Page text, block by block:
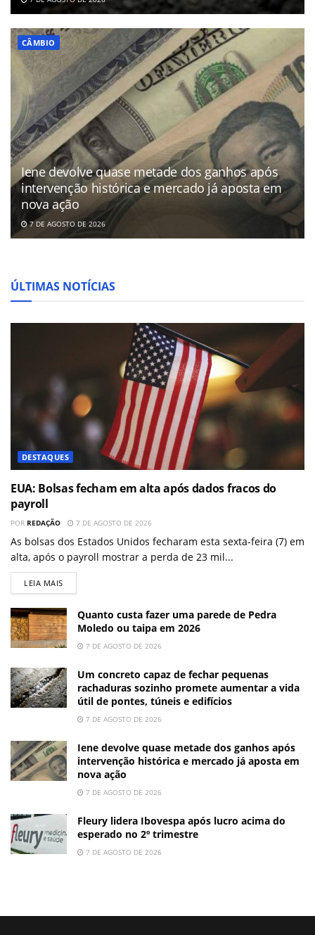
CÂMBIO
Iene devolve quase metade dos ganhos após
intervenção histórica e mercado já aposta em
nova ação
7 DE AGOSTO DE 2026
ÚLTIMAS NOTÍCIAS
DESTAQUES
EUA: Bolsas fecham em alta após dados fracos do
payroll
POR REDAÇÃO 7 DE AGOSTO DE 2026
As bolsas dos Estados Unidos fecharam esta sexta-feira (7) em
alta, após o payroll mostrar a perda de 23 mil...
LEIA MAIS
Quanto custa fazer uma parede de Pedra
Moledo ou taipa em 2026
7 DE AGOSTO DE 2026
Um concreto capaz de fechar pequenas
rachaduras sozinho promete aumentar a vida
útil de pontes, túneis e edifícios
7 DE AGOSTO DE 2026
Iene devolve quase metade dos ganhos após
intervenção histórica e mercado já aposta em
nova ação
7 DE AGOSTO DE 2026
Fleury lidera Ibovespa após lucro acima do
esperado no 2º trimestre
7 DE AGOSTO DE 2026